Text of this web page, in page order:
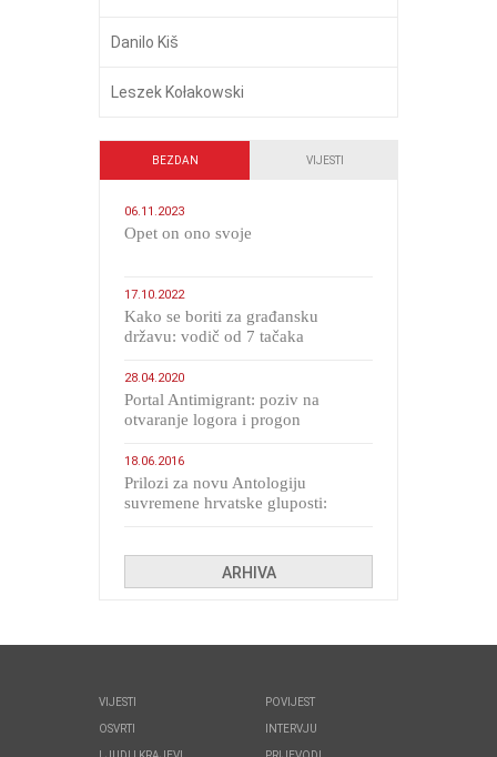
Danilo Kiš
Leszek Kołakowski
BEZDAN VIJESTI
06.11.2023
​Opet on ono svoje
17.10.2022
Kako se boriti za građansku
državu: vodič od 7 tačaka
28.04.2020
Portal Antimigrant: poziv na
otvaranje logora i progon
18.06.2016
Prilozi za novu Antologiju
suvremene hrvatske gluposti:
ARHIVA
VIJESTI
OSVRTI
POVIJEST
INTERVJU